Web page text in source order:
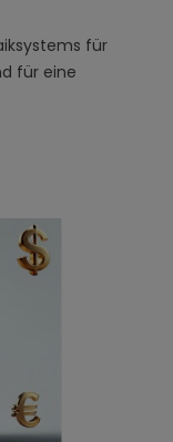
für
für eine